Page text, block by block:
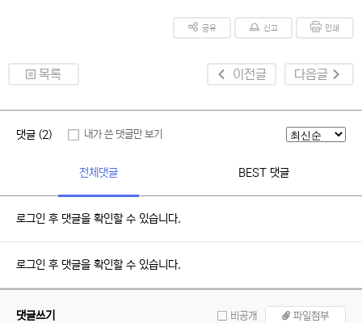
공유 신고 인쇄
목록 이전글 다음글
댓글 (2) 내가 쓴 댓글만 보기
전체댓글 BEST 댓글
로그인 후 댓글을 확인할 수 있습니다.
로그인 후 댓글을 확인할 수 있습니다.
댓글쓰기 비공개 파일첨부